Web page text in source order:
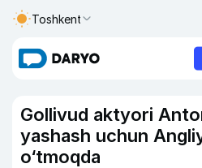
Toshkent
Gollivud aktyori
yashash uchun
o‘tmoqda